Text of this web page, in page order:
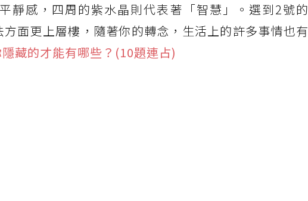
靜感，四周的紫水晶則代表著「智慧」。選到2號的
面更上層樓，隨著你的轉念，生活上的許多事情也有
隱藏的才能有哪些？(10題連占)